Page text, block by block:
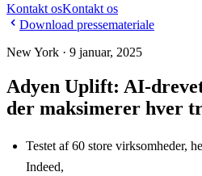
Kontakt osKontakt os
Download pressemateriale
New York · 9 januar, 2025
Adyen Uplift: AI-
der maksimerer hver
Testet af 60 store virksomheder,
Indeed,